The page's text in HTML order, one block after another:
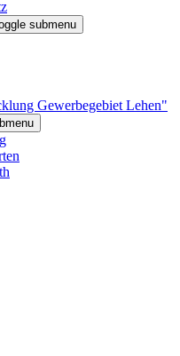
submenu
Gewerbegebiet Lehen"